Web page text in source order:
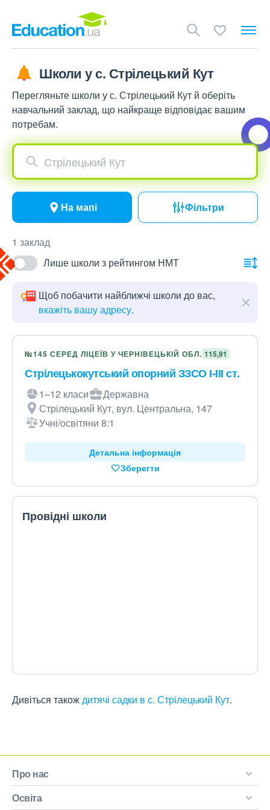
Школи у с. Стрілецький Кут
Перегляньте школи у с. Стрілецький Кут й оберіть
навчальний заклад, що найкраще відповідає вашим
потребам.
Стрілецький Кут
На мапі Фільтри
1 заклад
Лише школи з рейтингом НМТ
Щоб побачити найближчі школи до вас,
вкажіть вашу адресу.
№145 СЕРЕД ЛІЦЕЇВ У ЧЕРНІВЕЦЬКІЙ ОБЛ. 115,91
Стрілецькокутський опорний ЗЗСО І-ІІІ ст.
1–12 класи
Державна
Стрілецький Кут, вул. Центральна, 147
Учні/освітяни 8:1
Детальна інформація
Зберегти
Провідні школи
Дивіться такождитячі садки в с. Стрілецький Кут.
Про нас
Освіта